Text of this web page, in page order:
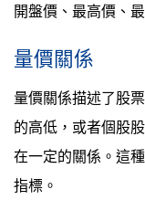
開盤價、最高價、
量價關係
量價關係描述了股
的高低，或者個股
在一定的關係。這
指標。